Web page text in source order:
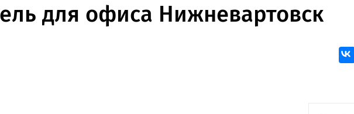
для офиса Нижневартовск